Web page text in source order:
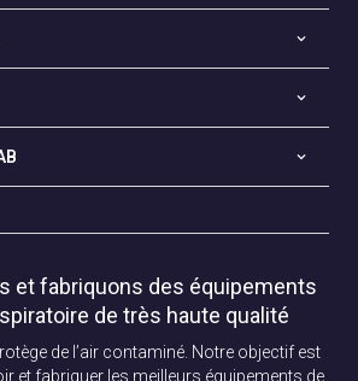
et fabriquons des équipements
de très haute qualité
de l’air contaminé. Notre objectif est
et fabriquer les meilleurs équipements de